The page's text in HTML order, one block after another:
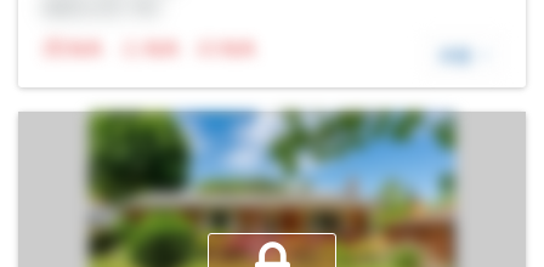
N/A
N/A N/A 详细